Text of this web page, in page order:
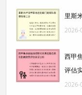
里斯
2026-
西甲
评估
2026-